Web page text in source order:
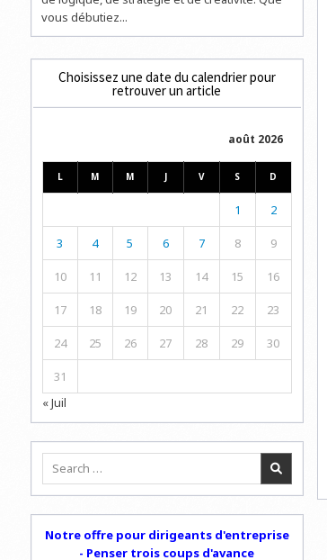
vous débutiez...
Choisissez une date du calendrier pour
retrouver un article
août 2026
L M M J V S D
1 2
3 4 5 6 7 8 9
10 11 12 13 14 15 16
17 18 19 20 21 22 23
24 25 26 27 28 29 30
31
« Juil
Search
Notre offre pour dirigeants d'entreprise
- Penser trois coups d'avance